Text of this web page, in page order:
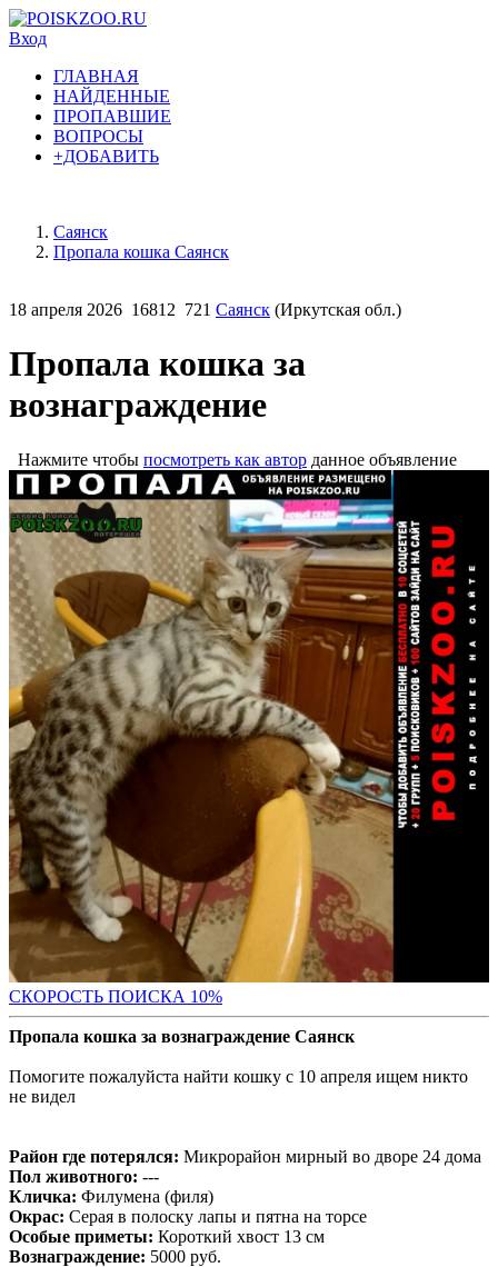
Вход
ГЛАВНАЯ
НАЙДЕННЫЕ
ПРОПАВШИЕ
ВОПРОСЫ
+ДОБАВИТЬ
Саянск
Пропала кошка Саянск
18 апреля 2026 16812 721 Саянск (Иркутская обл.)
Пропала кошка за
вознаграждение
Нажмите чтобы посмотреть как автор данное объявление
СКОРОСТЬ ПОИСКА 10%
Пропала кошка за вознаграждение Саянск
Помогите пожалуйста найти кошку с 10 апреля ищем никто
не видел
Район где потерялся: Микрорайон мирный во дворе 24 дома
Пол животного: ---
Кличка: Филумена (филя)
Окрас: Серая в полоску лапы и пятна на торсе
Особые приметы: Короткий хвост 13 см
Вознаграждение: 5000 руб.